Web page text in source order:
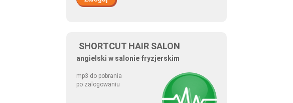
SHORTCUT HAIR SALON
angielski w salonie fryzjerskim
mp3 do pobrania
po zalogowaniu